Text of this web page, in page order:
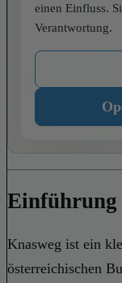
einen Einfluss.
Verantwortung.
Einführung
Knasweg ist ein
österreichischen